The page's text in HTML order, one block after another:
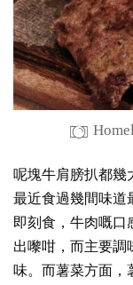
呢塊牛肩膀扒都幾
最近食過幾間味道
即刻食，牛肉嘅口
出嚟咁，而主要調
味。而薯菜方面，